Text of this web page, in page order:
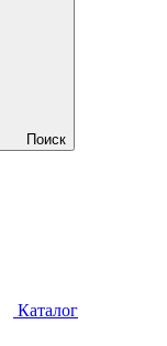
Поиск
Каталог